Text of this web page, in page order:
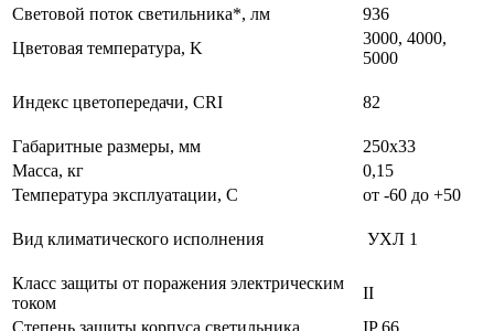
Световой поток светильника*, лм
936
Цветовая температура, K
3000, 4000,
5000
Индекс цветопередачи, CRI 82
Габаритные размеры, мм
250х33
Масса, кг
0,15
Температура эксплуатации, С
от -60 до +50
Вид климатического исполнения УХЛ 1
Класс защиты от поражения электрическим
током
II
Степень защиты корпуса светильника
IP 66